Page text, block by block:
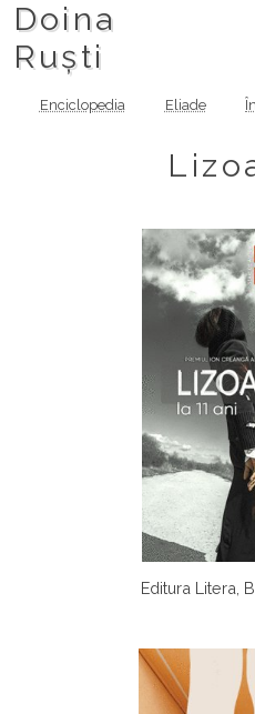
Doina
Ruști
Enciclopedia Eliade
Editura Litera,